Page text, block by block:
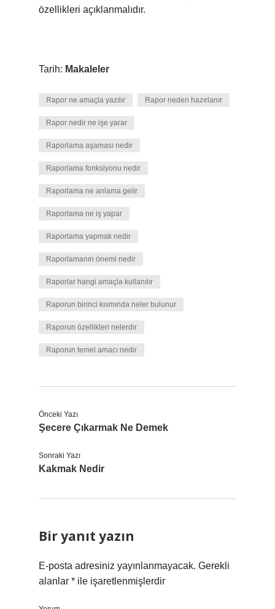
özellikleri açıklanmalıdır.
Tarih: Makaleler
Rapor ne amaçla yazılır Rapor neden hazırlanır
Rapor nedir ne işe yarar
Raporlama aşaması nedir
Raporlama fonksiyonu nedir
Raporlama ne anlama gelir
Raporlama ne iş yapar
Raporlama yapmak nedir
Raporlamanın önemi nedir
Raporlar hangi amaçla kullanılır
Raporun birinci kısmında neler bulunur
Raporun özellikleri nelerdir
Raporun temel amacı nedir
Önceki Yazı
Şecere Çıkarmak Ne Demek
Sonraki Yazı
Kakmak Nedir
Bir yanıt yazın
E-posta adresiniz yayınlanmayacak. Gerekli
alanlar * ile işaretlenmişlerdir